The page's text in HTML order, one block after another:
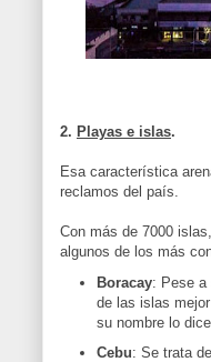
2. Playas e islas.
Esa característica
reclamos del país.
Con más de 7000
algunos de los más
Boracay: Pese a
de las islas
su nombre lo
Cebu: Se trata